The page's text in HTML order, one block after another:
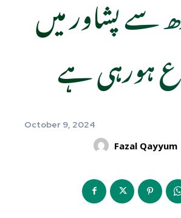
ہورہی ہے
October 9, 2024
Fazal Qayyum